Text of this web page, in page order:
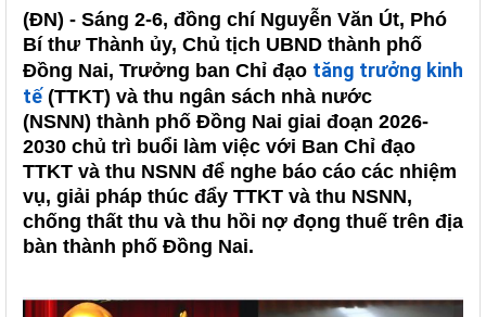
(ĐN) - Sáng 2-6, đồng chí Nguyễn Văn Út, Phó
Bí thư Thành ủy, Chủ tịch UBND thành phố
Đồng Nai, Trưởng ban Chỉ đạo tăng trưởng kinh
tế (TTKT) và thu ngân sách nhà nước
(NSNN) thành phố Đồng Nai giai đoạn 2026-
2030 chủ trì buổi làm việc với Ban Chỉ đạo
TTKT và thu NSNN để nghe báo cáo các nhiệm
vụ, giải pháp thúc đẩy TTKT và thu NSNN,
chống thất thu và thu hồi nợ đọng thuế trên địa
bàn thành phố Đồng Nai.